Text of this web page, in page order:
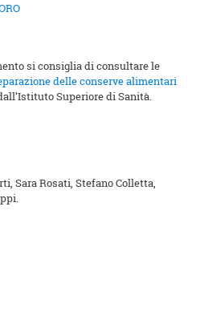
si consiglia di consultare le
delle conserve alimentari
Superiore di Sanità.
Sara Rosati, Stefano Colletta,